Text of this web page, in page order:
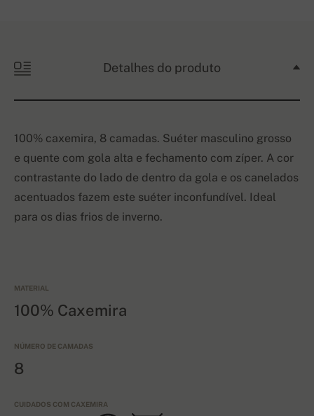
Detalhes do produto
100% caxemira, 8 camadas. Suéter masculino grosso
e quente com gola alta e fechamento com zíper. A cor
contrastante do lado de dentro da gola e os canelados
acentuados fazem este suéter inconfundível. Ideal
para os dias frios de inverno.
MATERIAL
100% Caxemira
NÚMERO DE CAMADAS
8
CUIDADOS COM CAXEMIRA